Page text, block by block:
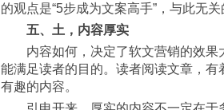
的观点是“5步成为文案高手”，与此无
五、土，内容厚实
能满足读者的目的。读者阅读文章，
有趣的内容。